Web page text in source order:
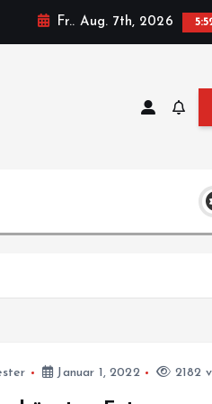
Fr.. Aug. 7th, 2026
Januar 1, 2022 2182